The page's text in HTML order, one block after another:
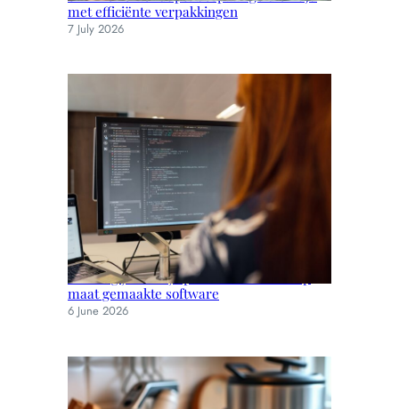
met efficiënte verpakkingen
7 July 2026
Verhoog je bedrijfsproductiviteit met op
maat gemaakte software
6 June 2026